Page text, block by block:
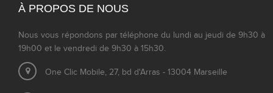
À PROPOS DE NOUS
Nous vous répondons par téléphone du lundi au jeudi de 9h30 à
19h00 et le vendredi de 9h30 à 15h30.
One Clic Mobile, 27, bd d'Arras - 13004 Marseille